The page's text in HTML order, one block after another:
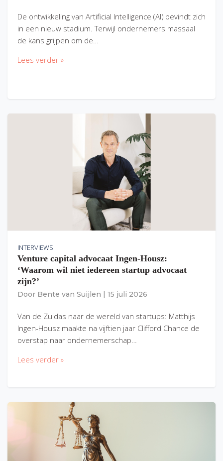
De ontwikkeling van Artificial Intelligence (AI) bevindt zich
in een nieuw stadium. Terwijl ondernemers massaal
de kans grijpen om de…
Lees verder »
INTERVIEWS
Venture capital advocaat Ingen-Housz:
‘Waarom wil niet iedereen startup advocaat
zijn?’
Door Bente van Suijlen 15 juli 2026
Van de Zuidas naar de wereld van startups: Matthijs
Ingen-Housz maakte na vijftien jaar Clifford Chance de
overstap naar ondernemerschap…
Lees verder »